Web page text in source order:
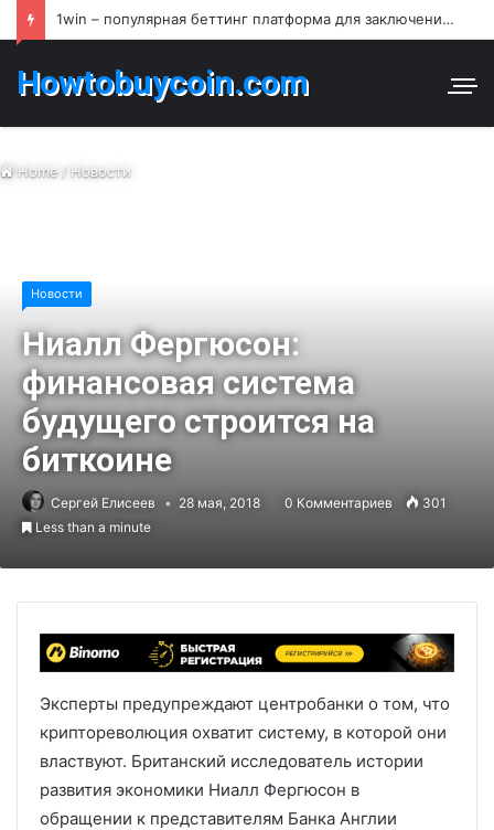
1win – популярная беттинг платформа для заключения пари и азартных игр в Узбекистане
Howtobuycoin.com
Home/Новости
Новости
Ниалл Фергюсон:
финансовая система
будущего строится на
биткоине
Сергей Елисеев 28 мая, 2018 0 Комментариев
301
Less than a minute
Эксперты предупреждают центробанки о том, что
криптореволюция охватит систему, в которой они
властвуют. Британский исследователь истории
развития экономики Ниалл Фергюсон в
обращении к представителям Банка Англии